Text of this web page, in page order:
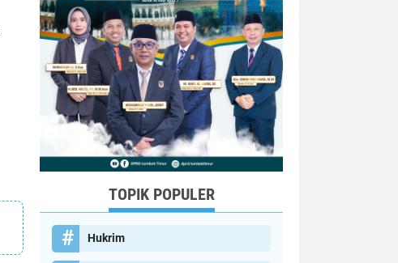
TOPIK POPULER
Hukrim